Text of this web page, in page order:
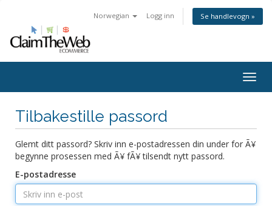
Norwegian Logg inn Se handlevogn »
Tilbakestille passord
Glemt ditt passord? Skriv inn e-postadressen din under for Ã¥
begynne prosessen med Ã¥ fÃ¥ tilsendt nytt passord.
E-postadresse